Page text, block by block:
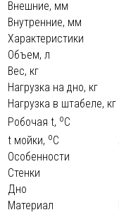
Внешние, мм
Внутренние, мм
Характеристики
Объем, л
Вес, кг
Нагрузка на дно, кг
Нагрузка в штабеле, кг
Робочая t, oС
t мoйки, oС
Особенности
Стенки
Дно
Материал